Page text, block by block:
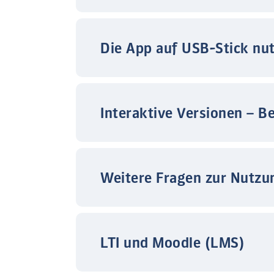
Die App auf USB-Stick
Interaktive Versionen –
Weitere Fragen zur
LTI und Moodle (LMS)